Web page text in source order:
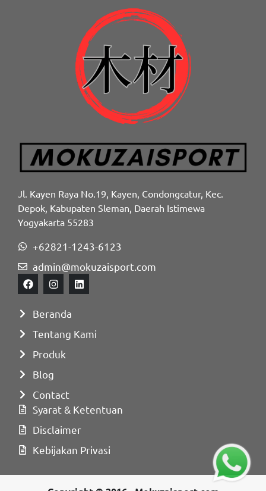
Jl. Kayen Raya No.19, Kayen, Condongcatur, Kec.
Depok, Kabupaten Sleman, Daerah Istimewa
Yogyakarta 55283
+62821-1243-6123
admin@mokuzaisport.com
Beranda
Tentang Kami
Produk
Blog
Contact
Syarat & Ketentuan
Disclaimer
Kebijakan Privasi